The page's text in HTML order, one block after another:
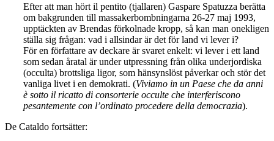
Efter att man hört il pentito (tjallaren) Gaspare Spatuzza berätta
om bakgrunden till massakerbombningarna 26-27 maj 1993,
upptäckten av Brendas förkolnade kropp, så kan man onekligen
ställa sig frågan: vad i allsindar är det för land vi lever i?
För en författare av deckare är svaret enkelt: vi lever i ett land
som sedan åratal är under utpressning från olika underjordiska
(occulta) brottsliga ligor, som hänsynslöst påverkar och stör det
vanliga livet i en demokrati. (Viviamo in un Paese che da anni
è sotto il ricatto di consorterie occulte che interferiscono
pesantemente con l’ordinato procedere della democrazia).
De Cataldo fortsätter: